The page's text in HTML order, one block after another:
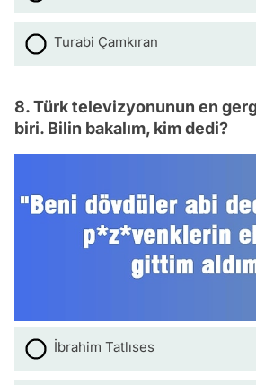
Turabi Çamkıran
8. Türk televizyonunun en
biri. Bilin bakalım, kim dedi?
İbrahim Tatlıses